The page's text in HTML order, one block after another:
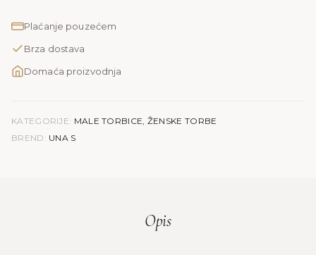
količina
Plaćanje pouzećem
Brza dostava
Domaća proizvodnja
KATEGORIJE: MALE TORBICE, ŽENSKE TORBE
BREND: UNA S
Opis